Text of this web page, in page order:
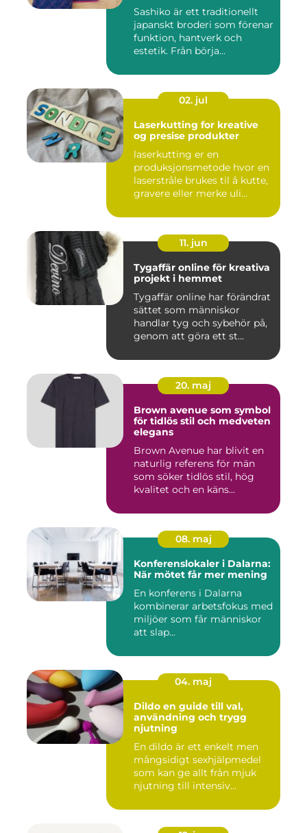
Sashiko är ett traditionellt
japanskt broderi som förenar
funktion, hantverk och
estetik. Från börja...
02. jul
Laserkutting for kreative
og presise produkter
laserkutting er en
produksjonsmetode hvor en
laserstråle brukes til å kutte,
gravere eller merke uli...
11. jun
Tygaffär online för kreativa
projekt i hemmet
Tygaffär online har förändrat
sättet som människor
handlar tyg och sybehör på,
genom att göra ett st...
20. maj
Brown avenue som symbol
för tidlös stil och medveten
elegans
Brown Avenue har blivit en
naturlig referens för män
som söker tidlös stil, hög
kvalitet och en käns...
08. maj
Konferenslokaler i Dalarna:
När mötet får mer mening
En konferens i Dalarna
kombinerar arbetsfokus med
miljöer som får människor
att slap...
04. maj
Dildo en guide till val,
användning och trygg
njutning
En dildo är ett enkelt men
mångsidigt sexhjälpmedel
som kan ge allt från mjuk
njutning till intensiv...